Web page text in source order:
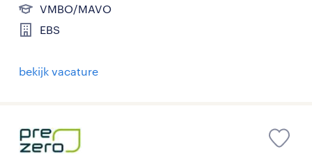
VMBO/MAVO
EBS
bekijk vacature